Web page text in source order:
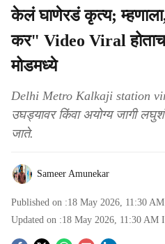
केलं घाणेरडं कृत्य;
कर" Video Viral
मोडमध्ये
Delhi Metro Kalkaji station
उघड्यावर किंवा अयोग्य जागी
जाते.
Sameer Amunekar
Published on :18 May 2026, 11:30 AM
Updated on :18 May 2026, 11:30 AM